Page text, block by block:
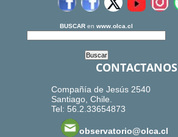
BUSCAR en www.olca.cl
CONTACTANOS
Compañía de Jesús 2540
Santiago, Chile.
Tel: 56.2.33654873
observatorio@olca.cl